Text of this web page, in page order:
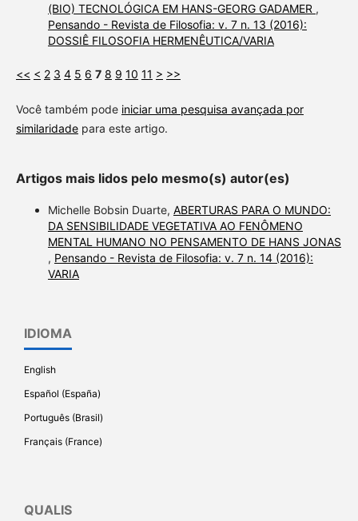
(BIO) TECNOLÓGICA EM HANS-GEORG GADAMER ,
Pensando - Revista de Filosofia: v. 7 n. 13 (2016):
DOSSIÊ FILOSOFIA HERMENÊUTICA/VARIA
<< < 2 3 4 5 6 7 8 9 10 11 > >>
Você também pode iniciar uma pesquisa avançada por
similaridadepara este artigo.
Artigos mais lidos pelo mesmo(s) autor(es)
Michelle Bobsin Duarte, ABERTURAS PARA O MUNDO:
DA SENSIBILIDADE VEGETATIVA AO FENÔMENO
MENTAL HUMANO NO PENSAMENTO DE HANS JONAS
, Pensando - Revista de Filosofia: v. 7 n. 14 (2016):
VARIA
IDIOMA
English
Español (España)
Português (Brasil)
Français (France)
QUALIS